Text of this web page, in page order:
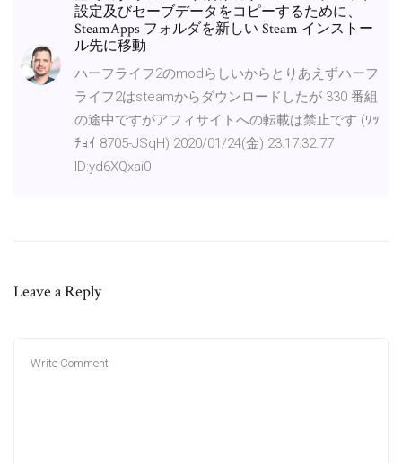
設定及びセーブデータをコピーするために、
SteamApps フォルダを新しい Steam インストー
ル先に移動
ハーフライフ2のmodらしいからとりあえずハーフ
ライフ2はsteamからダウンロードしたが 330 番組
の途中ですがアフィサイトへの転載は禁止です (ﾜｯ
ﾁｮｲ 8705-JSqH) 2020/01/24(金) 23:17:32.77
ID:yd6XQxai0
Leave a Reply